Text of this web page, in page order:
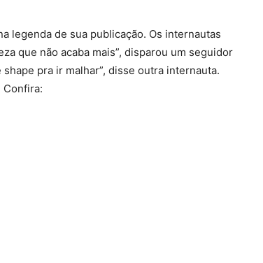
legenda de sua publicação. Os internautas
que não acaba mais”, disparou um seguidor
pra ir malhar”, disse outra internauta.
Confira: